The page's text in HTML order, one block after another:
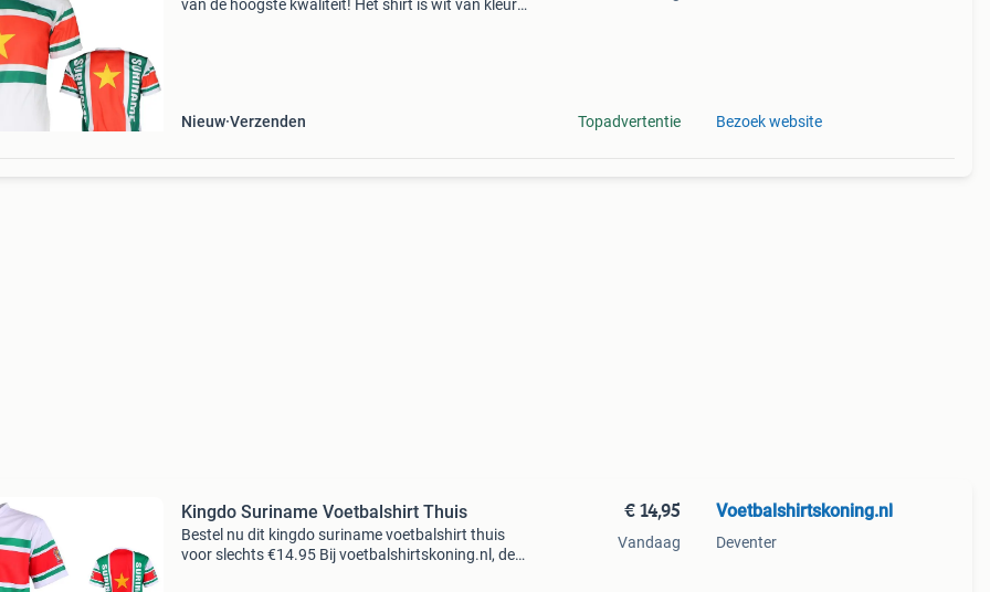
van de hoogste kwaliteit! Het shirt is wit van kleur
Nieuw Verzenden Topadvertentie Bezoek website
Kingdo Suriname Voetbalshirt Thuis
Bestel nu dit kingdo suriname voetbalshirt thuis
voor slechts €14.95 Bij voetbalshirtskoning.nl, de
€ 14,95
Vandaag
Voetbalshirtskoning.nl
Deventer